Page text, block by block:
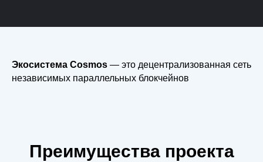
Экосистема Cosmos — это децентрализованная сеть
независимых параллельных блокчейнов
Преимущества проекта